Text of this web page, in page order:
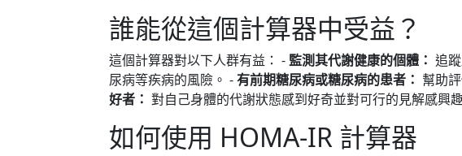
誰能從這個計算器中受益？
這個計算器對以下人群有益： -監測其代謝健康的個體： 追
尿病等疾病的風險。 -有前期糖尿病或糖尿病的患者： 幫助
好者： 對自己身體的代謝狀態感到好奇並對可行的見解感興
如何使用 HOMA-IR 計算器